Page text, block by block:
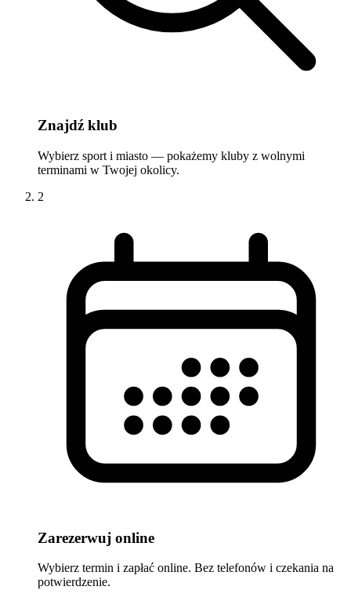
Znajdź klub
Wybierz sport i miasto — pokażemy kluby z wolnymi
terminami w Twojej okolicy.
2
Zarezerwuj online
Wybierz termin i zapłać online. Bez telefonów i czekania na
potwierdzenie.